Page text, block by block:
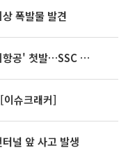
폭발물 발견
티웨이항공, 새 이름 '트리니티항공' 첫발…SSC 전략 본격화
이슈크래커]
널 앞 사고 발생